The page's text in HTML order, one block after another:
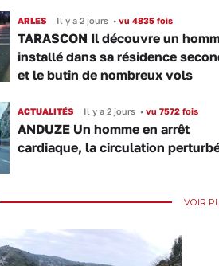
ARLES Il y a 2 jours •vu 4835 fois
TARASCON Il découvre un
installé dans sa résidence
et le butin de nombreux vols
ACTUALITÉS Il y a 2 jours •vu 7572 fois
ANDUZE Un homme en arrêt
cardiaque, la circulation
VOIR